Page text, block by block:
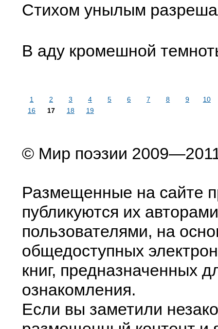
Стихом унылым
В аду кромешной
1 2 3 4 5 6 7 8 9
10
16
17 18 19
© Мир поэзии
Размещенные на сайте
публикуются их
пользователями, на
общедоступных
книг, предназначенных
ознакомления.
Если вы заметили